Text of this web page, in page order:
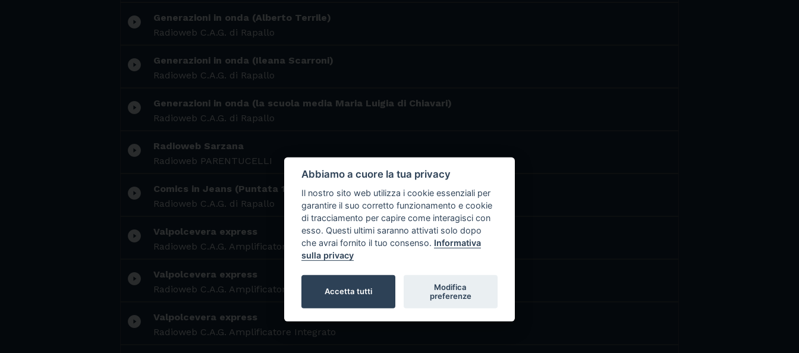
play_circle_filled
Generazioni in onda (Alberto Terrile)
Radioweb C.A.G. di Rapallo
play_circle_filled
Generazioni in onda (Ileana Scarroni)
Radioweb C.A.G. di Rapallo
play_circle_filled
Generazioni in onda (la scuola media Maria Luigia di Chiavari)
Radioweb C.A.G. di Rapallo
play_circle_filled
Radioweb Sarzana
Radioweb PARENTUCELLI
play_circle_filled
Comics in Jeans (Puntata 1 - I Manga)
Radioweb C.A.G. di Rapallo
play_circle_filled
Valpolcevera express
Radioweb C.A.G. Amplificatore Integrato
play_circle_filled
Valpolcevera express
Radioweb C.A.G. Amplificatore Integrato
play_circle_filled
Valpolcevera express
Radioweb C.A.G. Amplificatore Integrato
Abbiamo a cuore la tua privacy
Il nostro sito web utilizza i cookie essenziali per
garantire il suo corretto funzionamento e cookie
di tracciamento per capire come interagisci con
esso. Questi ultimi saranno attivati solo dopo
che avrai fornito il tuo consenso. Informativa
sulla privacy
Accetta tutti
Modifica
preferenze